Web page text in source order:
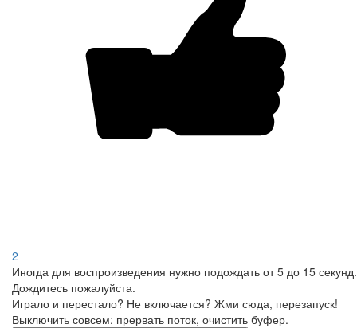
2
Иногда для воспроизведения нужно подождать от 5 до 15 секунд.
Дождитесь пожалуйста.
Играло и перестало? Не включается? Жми сюда, перезапуск!
Выключить совсем: прервать поток, очистить буфер.